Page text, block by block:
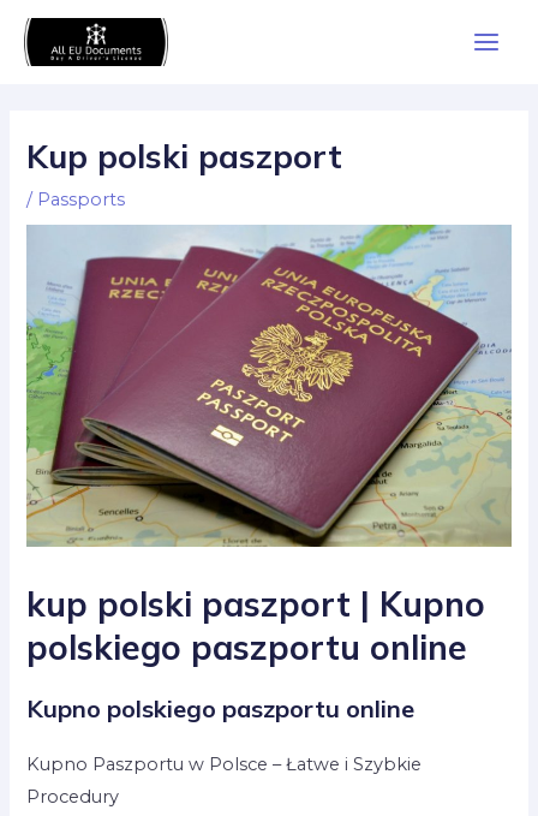
Skip
Kup polski paszport
/ Passports
kup polski paszport | Kupno
polskiego paszportu online
Kupno polskiego paszportu online
Kupno Paszportu w Polsce – Łatwe i Szybkie
Procedury